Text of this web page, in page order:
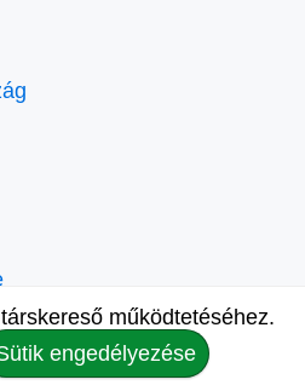
működtetéséhez.
engedélyezése